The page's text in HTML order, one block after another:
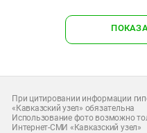
При цитировании информации
«Кавказский узел» обязательна
Использование фото возможно
Интернет-СМИ «Кавказский узел»